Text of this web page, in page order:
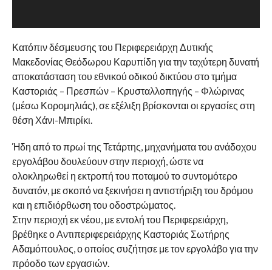
Κατόπιν δέσμευσης του Περιφερειάρχη Δυτικής
Μακεδονίας Θεόδωρου Καρυπίδη για την ταχύτερη δυνατή
αποκατάσταση του εθνικού οδικού δικτύου στο τμήμα
Καστοριάς – Πρεσπών – Κρυσταλλοπηγής – Φλώρινας
(μέσω Κορομηλιάς), σε εξέλιξη βρίσκονται οι εργασίες στη
θέση Χάνι-Μπιρίκι.
Ήδη από το πρωί της Τετάρτης, μηχανήματα του ανάδοχου
εργολάβου δουλεύουν στην περιοχή, ώστε να
ολοκληρωθεί η εκτροπή του ποταμού το συντομότερο
δυνατόν, με σκοπό να ξεκινήσει η αντιστήριξη του δρόμου
και η επιδιόρθωση του οδοστρώματος.
Στην περιοχή εκ νέου, με εντολή του Περιφερειάρχη,
βρέθηκε ο Αντιπεριφερειάρχης Καστοριάς Σωτήρης
Αδαμόπουλος, ο οποίος συζήτησε με τον εργολάβο για την
πρόοδο των εργασιών.